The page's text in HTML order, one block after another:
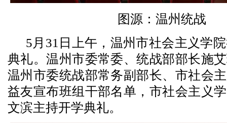
图源：温州统战
5月31日上午，温州市社会主义学
典礼。温州市委常委、统战部部长施
温州市委统战部常务副部长、市社会
益友宣布班组干部名单，市社会主义
文滨主持开学典礼。